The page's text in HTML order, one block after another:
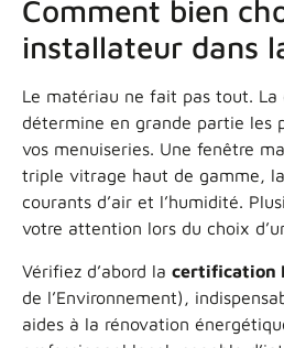
Comment bien
installateur dans
Le matériau ne fait pas tout. La
détermine en grande partie les
vos menuiseries. Une fenêtre
triple vitrage haut de gamme,
courants d’air et l’humidité.
votre attention lors du choix
Vérifiez d’abord la certification
de l’Environnement),
aides à la rénovation